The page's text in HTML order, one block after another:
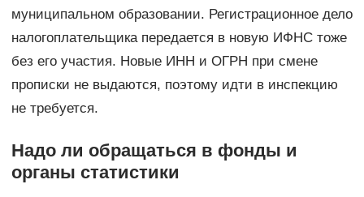
муниципальном образовании. Регистрационное дело
налогоплательщика передается в новую ИФНС тоже
без его участия. Новые ИНН и ОГРН при смене
прописки не выдаются, поэтому идти в инспекцию
не требуется.
Надо ли обращаться в фонды и
органы статистики